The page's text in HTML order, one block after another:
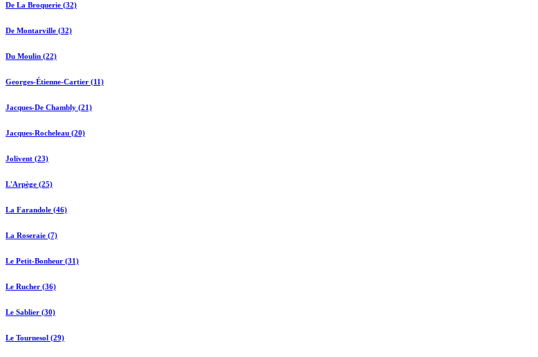
De La Broquerie (32)
De Montarville (32)
Du Moulin (22)
Georges-Étienne-Cartier (11)
Jacques-De Chambly (21)
Jacques-Rocheleau (20)
Jolivent (23)
L'Arpège (25)
La Farandole (46)
La Roseraie (7)
Le Petit-Bonheur (31)
Le Rucher (36)
Le Sablier (30)
Le Tournesol (29)